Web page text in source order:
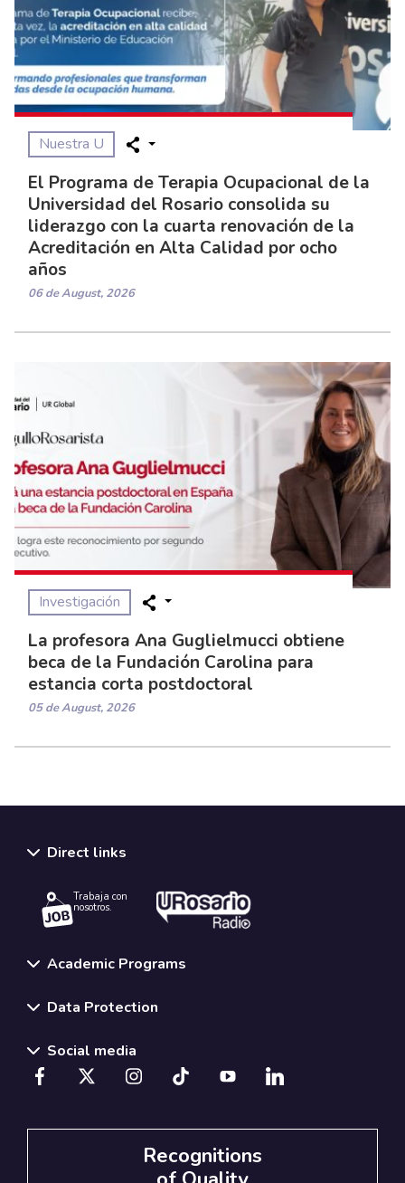
Nuestra U
El Programa de Terapia Ocupacional de la
Universidad del Rosario consolida su
liderazgo con la cuarta renovación de la
Acreditación en Alta Calidad por ocho
años
06 de August, 2026
Investigación
La profesora Ana Guglielmucci obtiene
beca de la Fundación Carolina para
estancia corta postdoctoral
05 de August, 2026
Direct links
Trabaja con
nosotros.
Academic Programs
Data Protection
Social media
Recognitions